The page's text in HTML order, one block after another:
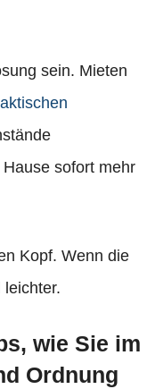
sein. Mieten
sofort mehr
Kopf. Wenn die
leichter.
wie Sie im
Ordnung